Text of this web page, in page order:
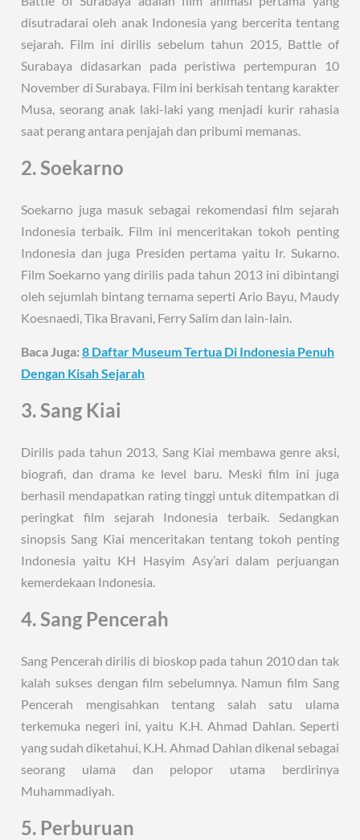
disutradarai oleh anak Indonesia yang bercerita tentang
sejarah. Film ini dirilis sebelum tahun 2015, Battle of
Surabaya didasarkan pada peristiwa pertempuran 10
November di Surabaya. Film ini berkisah tentang karakter
Musa, seorang anak laki-laki yang menjadi kurir rahasia
saat perang antara penjajah dan pribumi memanas.
2. Soekarno
Soekarno juga masuk sebagai rekomendasi film sejarah
Indonesia terbaik. Film ini menceritakan tokoh penting
Indonesia dan juga Presiden pertama yaitu Ir. Sukarno.
Film Soekarno yang dirilis pada tahun 2013 ini dibintangi
oleh sejumlah bintang ternama seperti Ario Bayu, Maudy
Koesnaedi, Tika Bravani, Ferry Salim dan lain-lain.
Baca Juga:8 Daftar Museum Tertua Di Indonesia Penuh
Dengan Kisah Sejarah
3. Sang Kiai
Dirilis pada tahun 2013, Sang Kiai membawa genre aksi,
biografi, dan drama ke level baru. Meski film ini juga
berhasil mendapatkan rating tinggi untuk ditempatkan di
peringkat film sejarah Indonesia terbaik. Sedangkan
sinopsis Sang Kiai menceritakan tentang tokoh penting
Indonesia yaitu KH Hasyim Asy’ari dalam perjuangan
kemerdekaan Indonesia.
4. Sang Pencerah
Sang Pencerah dirilis di bioskop pada tahun 2010 dan tak
kalah sukses dengan film sebelumnya. Namun film Sang
Pencerah mengisahkan tentang salah satu ulama
terkemuka negeri ini, yaitu K.H. Ahmad Dahlan. Seperti
yang sudah diketahui, K.H. Ahmad Dahlan dikenal sebagai
seorang ulama dan pelopor utama berdirinya
Muhammadiyah.
5. Perburuan